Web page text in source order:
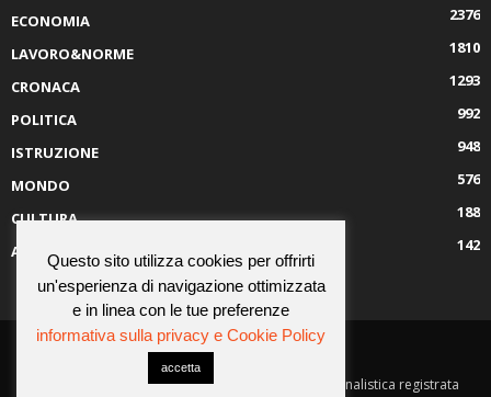
ECONOMIA
2376
LAVORO&NORME
1810
CRONACA
1293
POLITICA
992
ISTRUZIONE
948
MONDO
576
CULTURA
188
AMBIENTE
142
CHI SIAMO CONTATTI
© Job Press Società Cooperativa è una testata giornalistica registrata
Questo sito utilizza cookies per offrirti
un'esperienza di navigazione ottimizzata
e in linea con le tue preferenze
informativa sulla privacy e Cookie Policy
accetta